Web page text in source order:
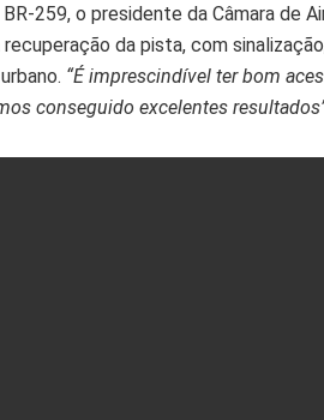
259, o presidente da Câmara de
recuperação da pista, com
“É imprescindível ter bom
conseguido excelentes